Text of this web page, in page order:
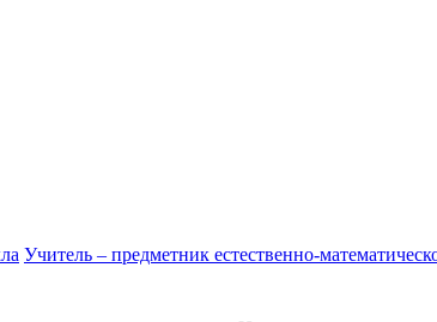
Учитель – предметник естественно-